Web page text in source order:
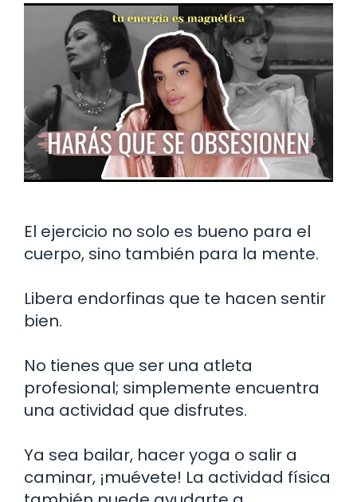
El ejercicio no solo es bueno para el
cuerpo, sino también para la mente.
Libera endorfinas que te hacen sentir
bien.
No tienes que ser una atleta
profesional; simplemente encuentra
una actividad que disfrutes.
Ya sea bailar, hacer yoga o salir a
caminar, ¡muévete! La actividad física